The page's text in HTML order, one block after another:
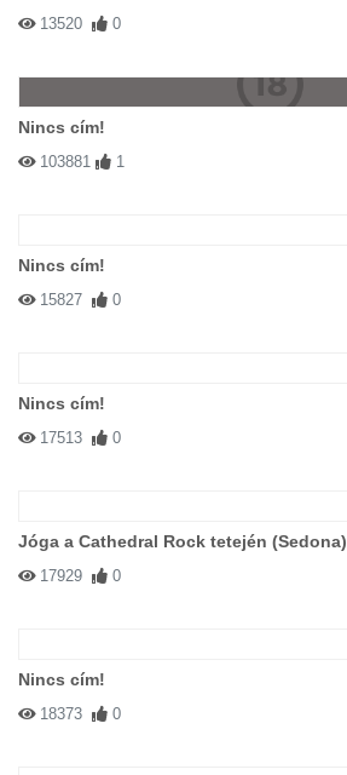
13520 0
Nincs cím!
103881 1
Nincs cím!
15827 0
Nincs cím!
17513 0
Jóga a Cathedral Rock tetején (Sedona)
17929 0
Nincs cím!
18373 0